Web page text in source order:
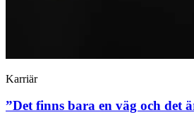
Karriär
”Det finns bara en väg och det